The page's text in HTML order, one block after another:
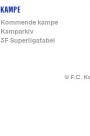
KAMPE
Kommende kampe
Kamparkiv
3F Superligatabel
© F.C.